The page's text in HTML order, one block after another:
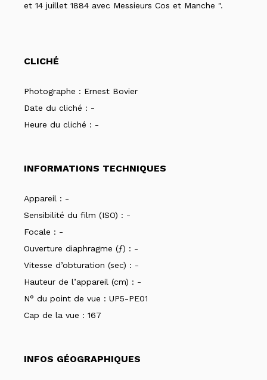
et 14 juillet 1884 avec Messieurs Cos et Manche ".
CLICHÉ
Photographe : Ernest Bovier
Date du cliché : -
Heure du cliché : -
INFORMATIONS TECHNIQUES
Appareil : -
Sensibilité du film (ISO) : -
Focale : -
Ouverture diaphragme (ƒ) : -
Vitesse d’obturation (sec) : -
Hauteur de l’appareil (cm) : -
N° du point de vue : UP5-PE01
Cap de la vue : 167
INFOS GÉOGRAPHIQUES